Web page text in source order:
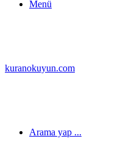
Menü
kuranokuyun.com
Arama yap ...